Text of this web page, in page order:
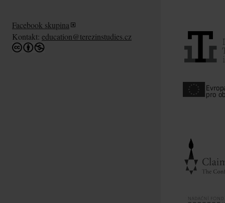
Facebook skupina
Kontakt: education@terezinstudies.cz